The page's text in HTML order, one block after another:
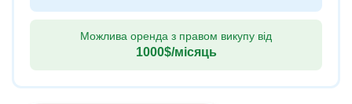
Можлива оренда з правом викупу від
1000$/місяць